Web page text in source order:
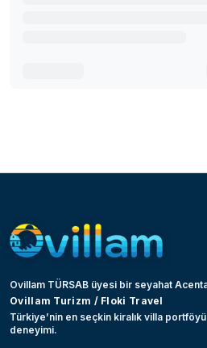
Ovillam TÜRSAB üyesi bir seyahat
Ovillam Turizm / Floki Travel
Türkiye’nin en seçkin kiralık villa
deneyimi.